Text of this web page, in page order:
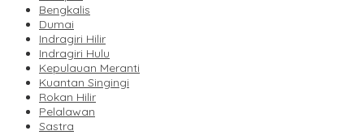
Bengkalis
Dumai
Indragiri Hilir
Indragiri Hulu
Kepulauan Meranti
Kuantan Singingi
Rokan Hilir
Pelalawan
Sastra